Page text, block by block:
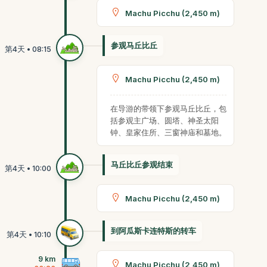
Machu Picchu (2,450 m)
参观马丘比丘
Machu Picchu (2,450 m)
在导游的带领下参观马丘比丘，包
括参观主广场、圆塔、神圣太阳
钟、皇家住所、三窗神庙和墓地。
马丘比丘参观结束
Machu Picchu (2,450 m)
到阿瓜斯卡连特斯的转车
9 km
Machu Picchu (2,450 m)